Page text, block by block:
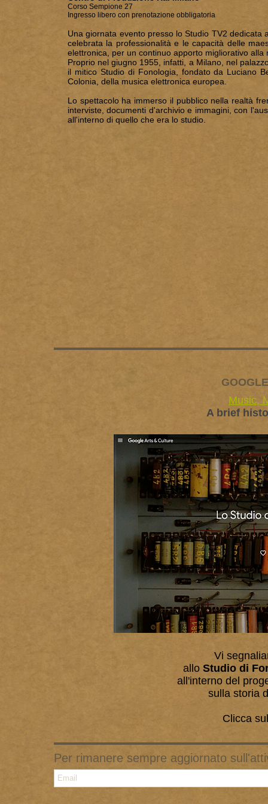
Corso Sempione 27
Ingresso libero con prenotazione obbligatoria
Una giornata evento presso lo Studio TV2 dedicata
celebrata la professionalità e le capacità delle
elettronica, per un continuo apporto migliorativo
Proprio nel giugno 1955, infatti, a Milano, nel
il mitico Studio di Fonologia, fondato da Luciano
Colonia, della musica elettronica europea.
Lo spettacolo ha immerso il pubblico nella realtà
interviste, documenti d'archivio e immagini, con
all'interno di quello che era lo studio.
Music,
A brief
Vi
allo Studio di
all'interno del
sulla storia
Clicca
Per rimanere sempre aggiornato